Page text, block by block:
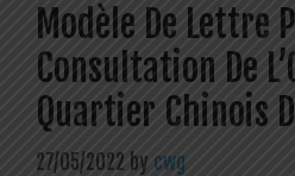
Modèle De Lettre
Consultation De
Quartier Chinois
27/05/2022 by cwg